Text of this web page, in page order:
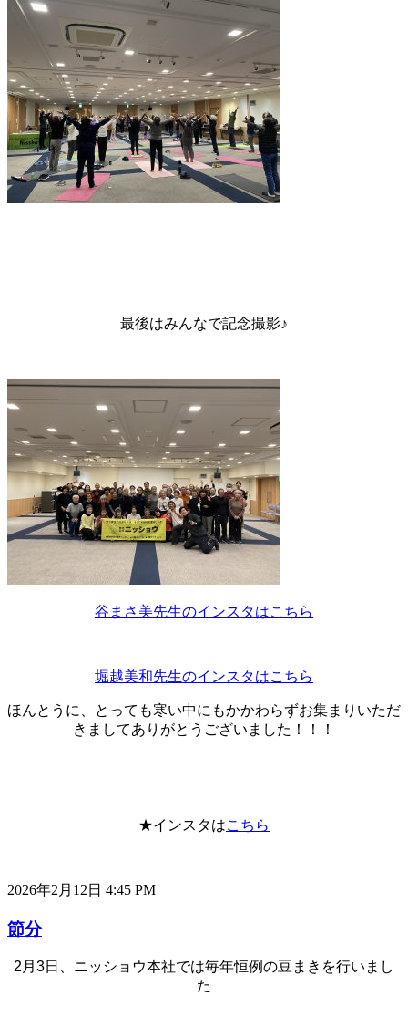
最後はみんなで記念撮影♪
谷まさ美先生のインスタはこちら
堀越美和先生のインスタはこちら
ほんとうに、とっても寒い中にもかかわらずお集まりいただ
きましてありがとうございました！！！
★インスタはこちら
2026年2月12日 4:45 PM
節分
2月3日、ニッショウ本社では毎年恒例の豆まきを行いまし
た